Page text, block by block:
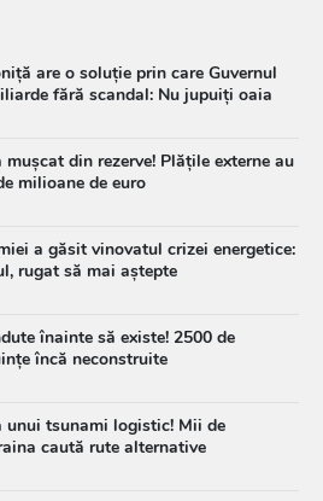
are o soluție prin care Guvernul
fără scandal: Nu jupuiți oaia
din rezerve! Plățile externe au
milioane de euro
a găsit vinovatul crizei energetice:
rugat să mai aștepte
înainte să existe! 2500 de
încă neconstruite
unui tsunami logistic! Mii de
caută rute alternative